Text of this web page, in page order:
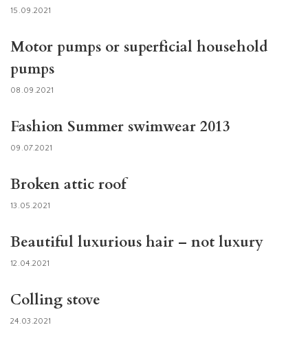
15.09.2021
Motor pumps or superficial household
pumps
08.09.2021
Fashion Summer swimwear 2013
09.07.2021
Broken attic roof
13.05.2021
Beautiful luxurious hair – not luxury
12.04.2021
Colling stove
24.03.2021